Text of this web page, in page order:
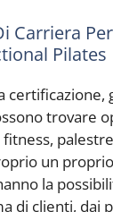
Carriera
Pilates
certificazione,
trovare
un
la
di clienti, dai